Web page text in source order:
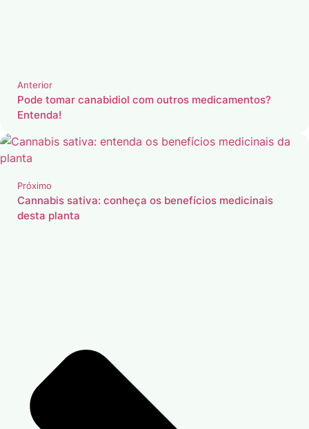
Anterior
Pode tomar canabidiol com outros medicamentos?
Entenda!
Próximo
Cannabis sativa: conheça os benefícios medicinais
desta planta